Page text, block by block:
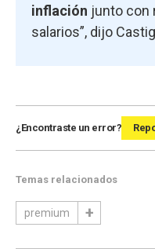
inflación junto con
salarios”, dijo
¿Encontraste un error?
Temas relacionados
premium